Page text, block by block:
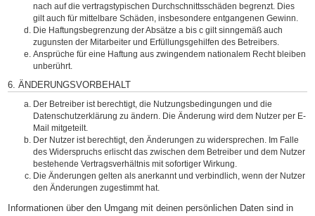
nach auf die vertragstypischen Durchschnittsschäden begrenzt. Dies
gilt auch für mittelbare Schäden, insbesondere entgangenen Gewinn.
Die Haftungsbegrenzung der Absätze a bis c gilt sinngemäß auch
zugunsten der Mitarbeiter und Erfüllungsgehilfen des Betreibers.
Ansprüche für eine Haftung aus zwingendem nationalem Recht bleiben
unberührt.
6. ÄNDERUNGSVORBEHALT
Der Betreiber ist berechtigt, die Nutzungsbedingungen und die
Datenschutzerklärung zu ändern. Die Änderung wird dem Nutzer per E-
Mail mitgeteilt.
Der Nutzer ist berechtigt, den Änderungen zu widersprechen. Im Falle
des Widerspruchs erlischt das zwischen dem Betreiber und dem Nutzer
bestehende Vertragsverhältnis mit sofortiger Wirkung.
Die Änderungen gelten als anerkannt und verbindlich, wenn der Nutzer
den Änderungen zugestimmt hat.
Informationen über den Umgang mit deinen persönlichen Daten sind in